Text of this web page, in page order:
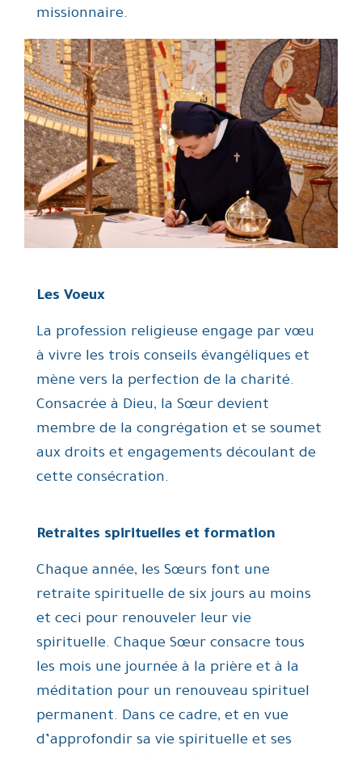
missionnaire.
Les Voeux
La profession religieuse engage par vœu
à vivre les trois conseils évangéliques et
mène vers la perfection de la charité.
Consacrée à Dieu, la Sœur devient
membre de la congrégation et se soumet
aux droits et engagements découlant de
cette consécration.
Retraites spirituelles et formation
Chaque année, les Sœurs font une
retraite spirituelle de six jours au moins
et ceci pour renouveler leur vie
spirituelle. Chaque Sœur consacre tous
les mois une journée à la prière et à la
méditation pour un renouveau spirituel
permanent. Dans ce cadre, et en vue
d’approfondir sa vie spirituelle et ses